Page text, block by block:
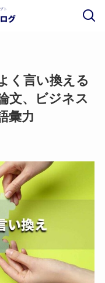
く言い換える
文、ビジネス
彙力